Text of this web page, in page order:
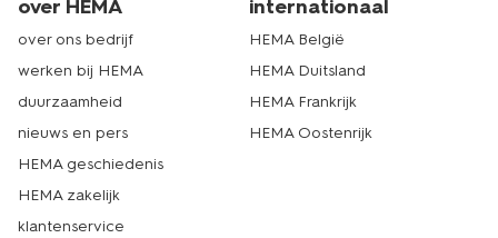
over HEMA
over ons bedrijf
werken bij HEMA
duurzaamheid
nieuws en pers
HEMA geschiedenis
HEMA zakelijk
klantenservice
internationaal
HEMA België
HEMA Duitsland
HEMA Frankrijk
HEMA Oostenrijk